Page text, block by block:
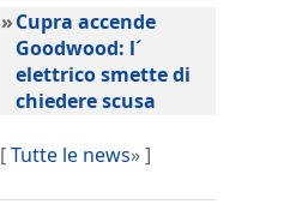
»Cupra accende
Goodwood: l´
elettrico smette di
chiedere scusa
[Tutte le news» ]